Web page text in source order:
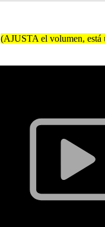
(AJUSTA el volumen, está